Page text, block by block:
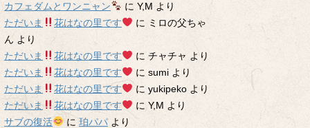
カフェダムとワンニャン
に Y,M より
ただいま
花はなの里です に ミロの父ちゃ
ん より
ただいま
花はなの里です に チャチャ より
ただいま
花はなの里です に sumiより
ただいま
花はなの里です に yukipekoより
ただいま
花はなの里です に Y,M より
サブの復活
に 珀パパより